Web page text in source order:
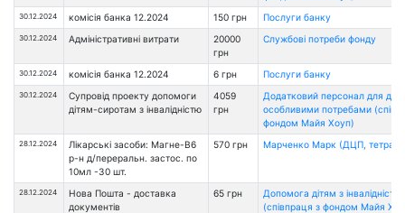
30.12.2024 комісія банка 12.2024 150 грн Послуги банку
30.12.2024 Адміністративні витрати
20000
грн
Службові потреби фонду
30.12.2024 комісія банка 12.2024 6 грн Послуги банку
30.12.2024
Супровід проекту допомоги
дітям-сиротам з інвалідністю
4059
грн
Додатковий персонал для
особливими потребами
фондом Майя Хоуп)
28.12.2024
Лікарські засоби: Магне-В6
р-н д/переральн. застос. по
10мл -30 шт.
570 грн Марченко Марк (ДЦП,
28.12.2024
Нова Пошта - доставка
документів
65 грн
Допомога дітям з інвалідністю
(співпраця з фондом Майя